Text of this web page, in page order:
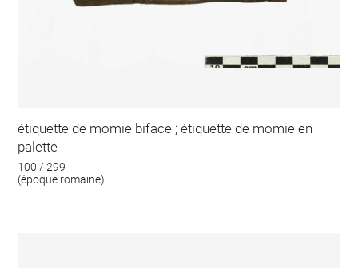
étiquette de momie biface ; étiquette de momie en
palette
100 / 299
(époque romaine)